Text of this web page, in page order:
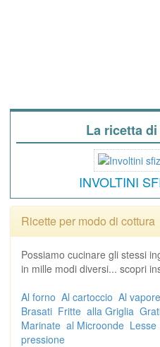
La ricetta
INVOLTINI
Ricette per modo di cottura
Possiamo cucinare gli stessi
in mille modi diversi... scopri
Al forno Al cartoccio Al vapore
Brasati Fritte alla Griglia
Marinate al Microonde Lesse
pressione